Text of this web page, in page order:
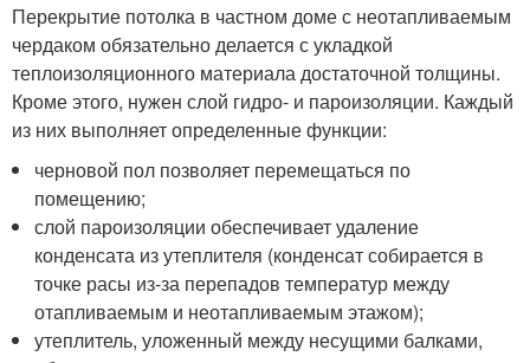
Перекрытие потолка в частном доме с неотапливаемым
чердаком обязательно делается с укладкой
теплоизоляционного материала достаточной толщины.
Кроме этого, нужен слой гидро- и пароизоляции. Каждый
из них выполняет определенные функции:
черновой пол позволяет перемещаться по
помещению;
слой пароизоляции обеспечивает удаление
конденсата из утеплителя (конденсат собирается в
точке расы из-за перепадов температур между
отапливаемым и неотапливаемым этажом);
утеплитель, уложенный между несущими балками,